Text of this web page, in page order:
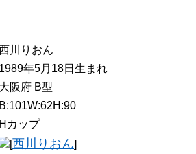
川りおん
1989年5月18日生まれ
大阪府 B型
B:101W:62H:90
Hカップ
[西川りおん]